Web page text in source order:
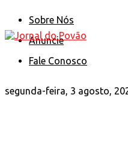
Sobre Nós
Anuncie
Fale Conosco
segunda-feira, 3 agosto,